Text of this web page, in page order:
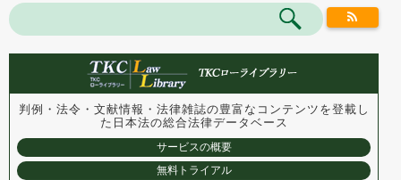
判例・法令・文献情報・法律雑誌の豊富なコンテンツを登載し
た 日本法の総合法律データベース
サービスの概要
無料トライアル